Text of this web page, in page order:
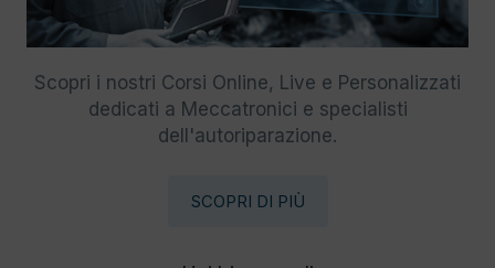
Scopri i nostri Corsi Online, Live e Personalizzati
dedicati a Meccatronici e specialisti
dell'autoriparazione.
SCOPRI DI PIÙ